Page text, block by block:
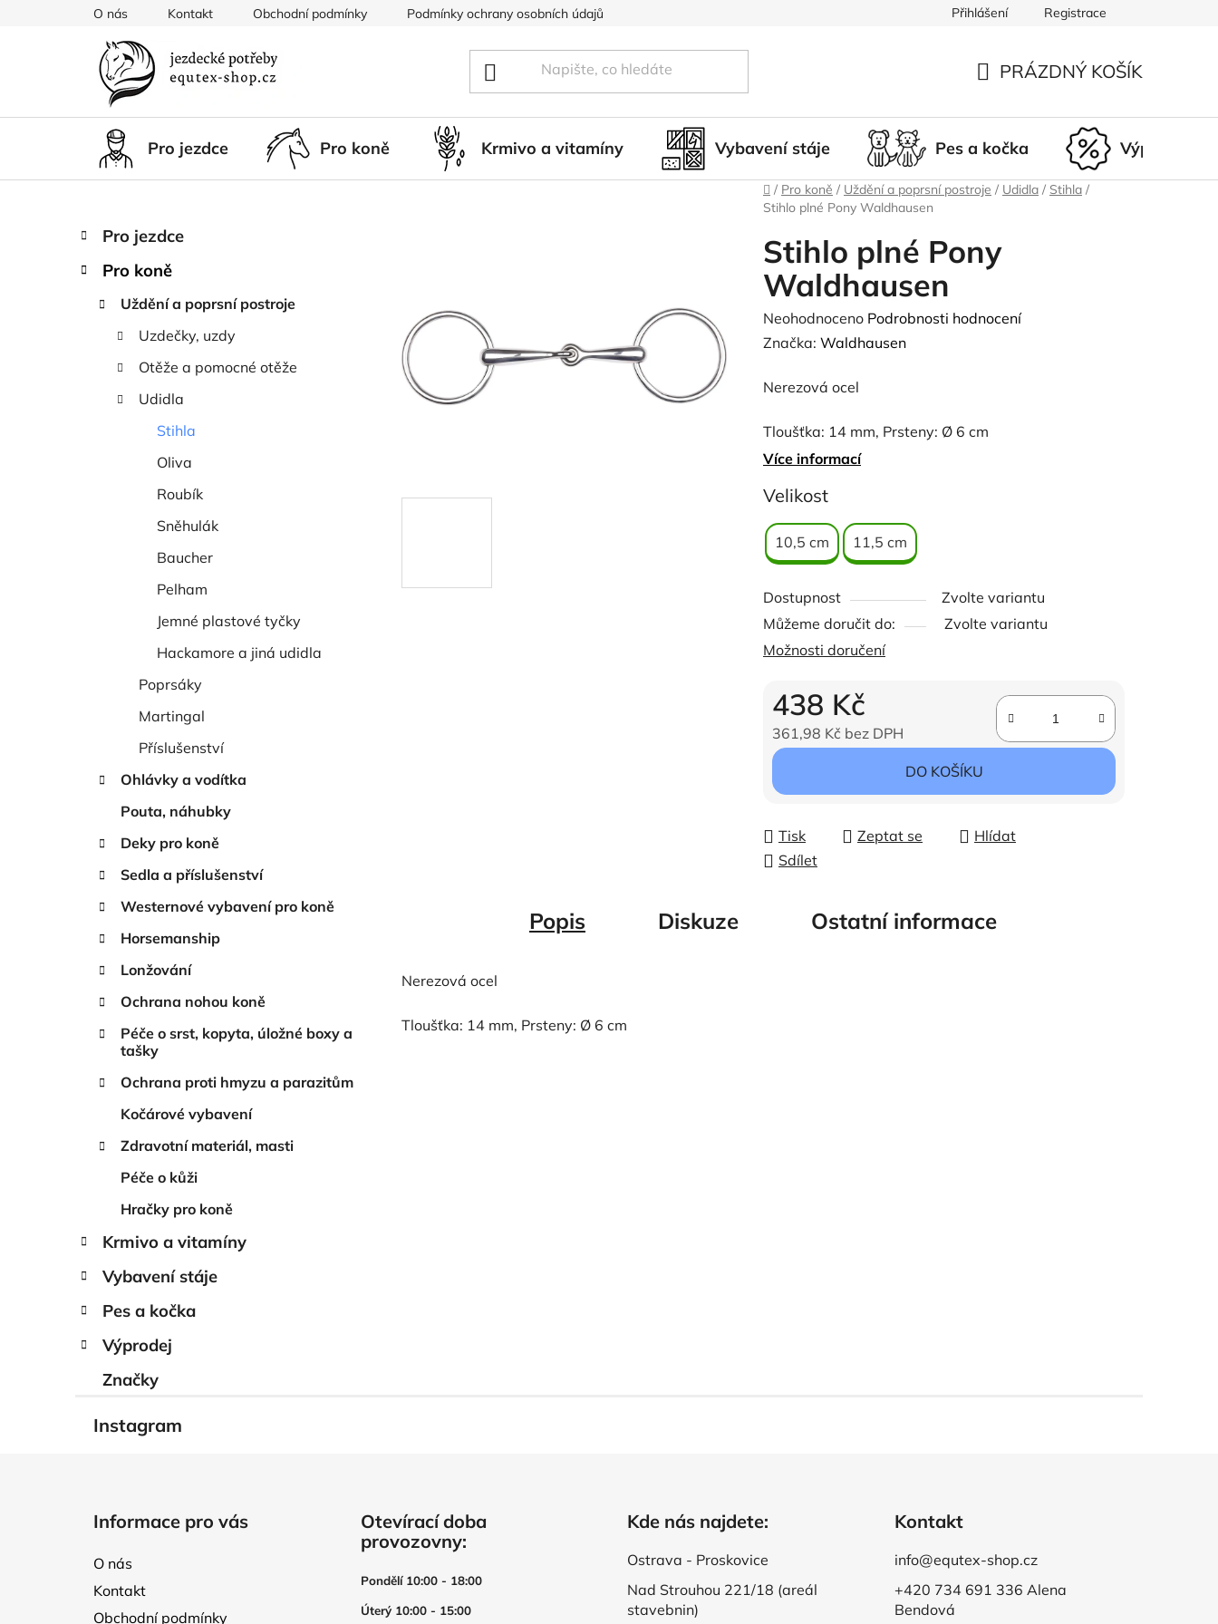
O nás Kontakt Obchodní podmínky Podmínky ochrany osobních údajů Doprava a platba Nepřevzetí zásilky
Přihlášení Registrace
KOŠÍK
PRÁZDNÝ KOŠÍK
Pro jezdce Pro koně Krmivo a vitamíny Vybavení stáje Pes a kočka Výprodej
Domů
/ Pro koně / Uždění a poprsní postroje / Udidla / Stihla /
Stihlo plné Pony Waldhausen
P
s
Přeskočit
kategorie
K
a
Pro jezdce
Pro koně
Uždění a poprsní postroje
Uzdečky, uzdy
Otěže a pomocné otěže
Udidla
Stihla
Oliva
Roubík
Sněhulák
Baucher
Pelham
Jemné plastové tyčky
Hackamore a jiná udidla
Poprsáky
Martingal
Příslušenství
Ohlávky a vodítka
Pouta, náhubky
Deky pro koně
Sedla a příslušenství
Westernové vybavení pro koně
Horsemanship
Lonžování
Ochrana nohou koně
Péče o srst, kopyta, úložné boxy a
tašky
Ochrana proti hmyzu a parazitům
Kočárové vybavení
Zdravotní materiál, masti
Péče o kůži
Hračky pro koně
Krmivo a vitamíny
Vybavení stáje
Pes a kočka
Výprodej
Značky
Stihlo plné Pony
Waldhausen
Průměrné
hodnocení
je
z
5
hvězdiček.
Neohodnoceno Podrobnosti hodnocení
Značka: Waldhausen
Nerezová ocel
Tloušťka: 14 mm, Prsteny: Ø 6 cm
Více informací
Velikost
10,5 cm 11,5 cm
Dostupnost
Zvolte variantu
Můžeme doručit do:
Zvolte variantu
Možnosti doručení
438 Kč
361,98 Kč bez DPH
Měrná cena:
DO KOŠÍKU
Tisk Zeptat se
Hlídat
Sdílet
Popis Diskuze Ostatní informace
Nerezová ocel
Tloušťka: 14 mm, Prsteny: Ø 6 cm
Instagram
Informace pro vás
O nás
Kontakt
Obchodní podmínky
Otevírací doba
provozovny:
Pondělí 10:00 - 18:00
Úterý 10:00 - 15:00
Kde nás najdete:
Ostrava - Proskovice
Nad Strouhou 221/18 (areál
stavebnin)
Kontakt
info@equtex-shop.cz
+420 734 691 336 Alena
Bendová